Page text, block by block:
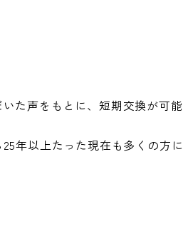
た声をもとに、短期交換が可能
年以上たった現在も多くの方に